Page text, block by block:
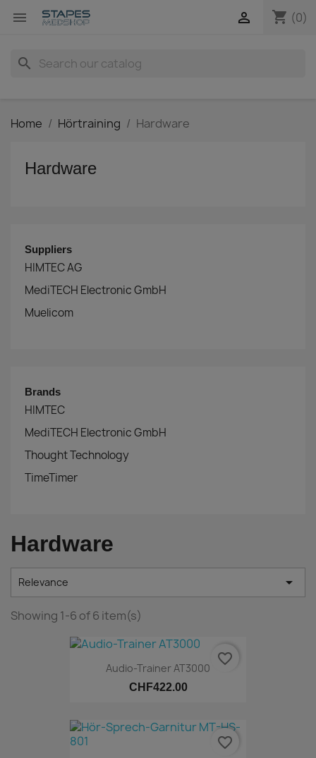
 shopping_cart (0)

search
Home Hörtraining Hardware
Hardware
Suppliers
HIMTEC AG
MediTECH Electronic GmbH
Muelicom
Brands
HIMTEC
MediTECH Electronic GmbH
Thought Technology
TimeTimer
Hardware
Relevance 
Showing 1-6 of 6 item(s)
Audio-Trainer AT3000
CHF422.00
favorite_border
favorite_border